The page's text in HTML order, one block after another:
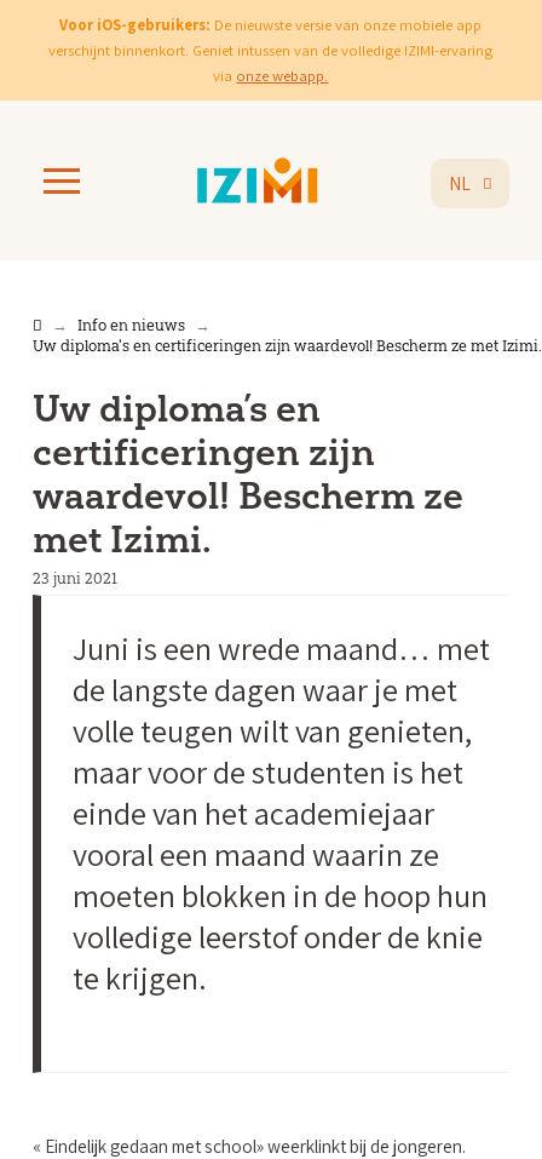
Voor iOS-gebruikers: De nieuwste versie van onze mobiele app
verschijnt binnenkort. Geniet intussen van de volledige IZIMI-ervaring
via onze webapp.
NL
Home
→ Info en nieuws
→
Uw diploma's en certificeringen zijn waardevol! Bescherm ze met Izimi.
Uw diploma’s en
certificeringen zijn
waardevol! Bescherm ze
met Izimi.
23 juni 2021
Juni is een wrede maand… met
de langste dagen waar je met
volle teugen wilt van genieten,
maar voor de studenten is het
einde van het academiejaar
vooral een maand waarin ze
moeten blokken in de hoop hun
volledige leerstof onder de knie
te krijgen.
« Eindelijk gedaan met school» weerklinkt bij de jongeren.